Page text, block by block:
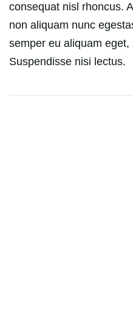
consequat nisl rhoncus.
non aliquam nunc
semper eu aliquam eget,
Suspendisse nisi lectus.